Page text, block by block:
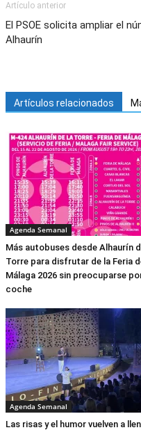
Artículo anterior
El PSOE solicita ampliar el
Alhaurín
Artículos relacionados
Agenda Semanal
Más autobuses desde Alhaurín
Torre para disfrutar de la Feria
Málaga 2026 sin preocuparse
coche
Agenda Semanal
Las risas y el humor vuelven a